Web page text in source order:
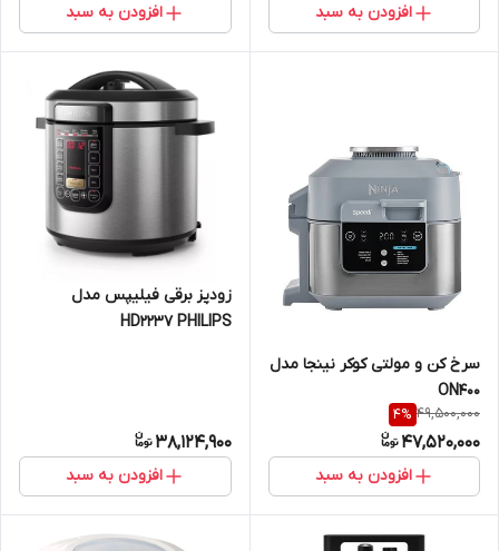
افزودن به سبد افزودن به سبد
سرخ کن و مولتی کوکر نینجا مدل
ON400
49,500,000
4%
47,520,000
افزودن به سبد
زودپز برقی فیلیپس مدل
HD2237 PHILIPS
38,124,900
افزودن به سبد